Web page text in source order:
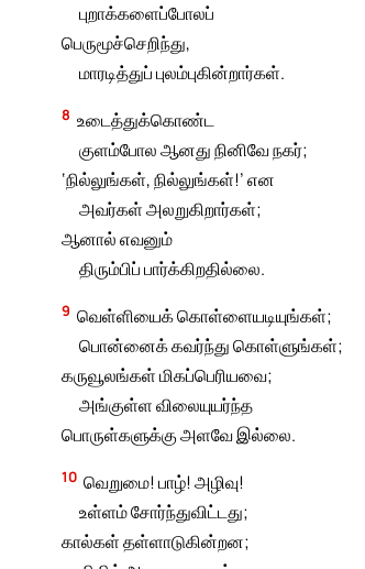
புறாக்களைப்போலப்
பெருமூச்செறிந்து,
மாரடித்துப் புலம்புகின்றார்கள்.
8 உடைத்துக்கொண்ட
குளம்போல ஆனது நினிவே நகர்;
‘நில்லுங்கள், நில்லுங்கள்!’ என
அவர்கள் அலறுகிறார்கள்;
ஆனால் எவனும்
திரும்பிப் பார்க்கிறதில்லை.
9 வெள்ளியைக் கொள்ளையடியுங்கள்;
பொன்னைக் கவர்ந்து கொள்ளுங்கள்;
கருவூலங்கள் மிகப்பெரியவை;
அங்குள்ள விலையுயர்ந்த
பொருள்களுக்கு அளவே இல்லை.
10 வெறுமை! பாழ்! அழிவு!
உள்ளம் சோர்ந்துவிட்டது;
கால்கள் தள்ளாடுகின்றன;